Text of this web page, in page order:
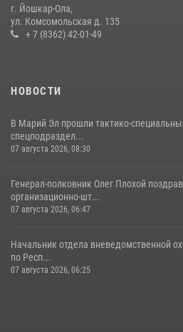
11 июля 2026, 06:20 9
28 июля 2026, 11:52
г. Йошкар-Ола,
ул. Комсомольская д. 135
+ 7 (8362) 42-01-49
НОВОСТИ
В Марий Эл прошли тактико-
спецподраздел...
07 августа 2026, 08:30
Генерал-полковник Олег Плохой
организационно-шт...
07 августа 2026, 06:47
Начальник отдела вневедомственной
по Респ...
07 августа 2026, 06:25